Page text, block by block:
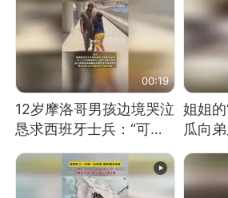
不带古
源：
00:19
12岁摩洛哥男孩边境哭泣
恳求西班牙士兵：“可不
可以不要把我遣返回国”
姐姐
瓜向
网友
教！